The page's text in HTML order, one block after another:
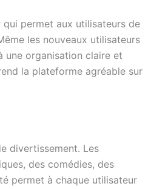
permet aux utilisateurs de
les nouveaux utilisateurs
une organisation claire et
la plateforme agréable sur
divertissement. Les
des comédies, des
permet à chaque utilisateur